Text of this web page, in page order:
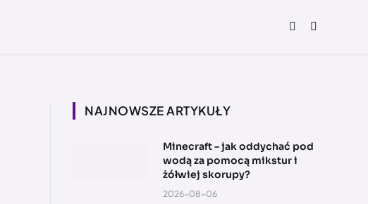
NAJNOWSZE ARTYKUŁY
Minecraft – jak oddychać pod
wodą za pomocą mikstur i
żółwiej skorupy?
2026-08-06